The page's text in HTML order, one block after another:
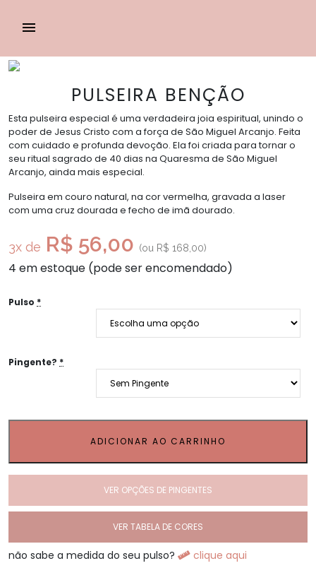
PULSEIRA BENÇÃO
Esta pulseira especial é uma verdadeira joia espiritual, unindo o
poder de Jesus Cristo com a força de São Miguel Arcanjo. Feita
com cuidado e profunda devoção. Ela foi criada para tornar o
seu ritual sagrado de 40 dias na Quaresma de São Miguel
Arcanjo, ainda mais especial.
Pulseira em couro natural, na cor vermelha, gravada a laser
com uma cruz dourada e fecho de imã dourado.
3x de R$ 56,00 (ou R$ 168,00)
4 em estoque (pode ser encomendado)
Pulso *
Pingente? *
ADICIONAR AO CARRINHO
VER OPÇÕES DE PINGENTES
VER TABELA DE CORES
não sabe a medida do seu pulso?
clique aqui